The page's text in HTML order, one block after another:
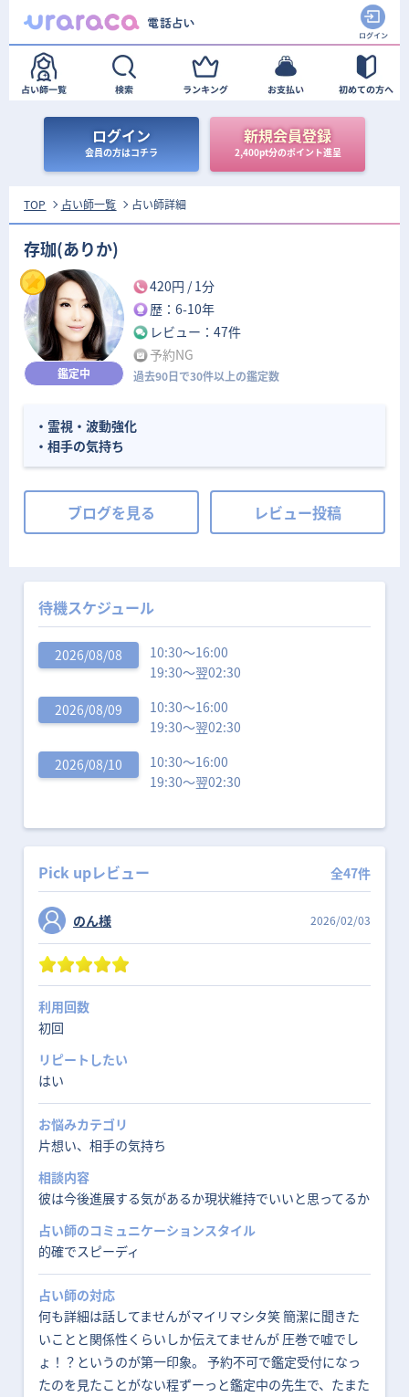
ログイン
会員の方はコチラ
新規会員登録
2,400pt分のポイント進呈
TOP 占い師一覧 占い師詳細
存珈(ありか)
鑑定中
420円 / 1分
歴：6-10年
レビュー：47件
予約NG
過去90日で30件以上の鑑定数
・霊視・波動強化
・相手の気持ち
ブログを見る レビュー投稿
待機スケジュール
2026/08/08
10:30〜16:00
19:30〜翌02:30
2026/08/09
10:30〜16:00
19:30〜翌02:30
2026/08/10
10:30〜16:00
19:30〜翌02:30
Pick upレビュー 全47件
のん様 2026/02/03
利用回数
初回
リピートしたい
はい
お悩みカテゴリ
片想い、相手の気持ち
相談内容
彼は今後進展する気があるか現状維持でいいと思ってるか
占い師のコミュニケーションスタイル
的確でスピーディ
占い師の対応
何も詳細は話してませんがマイリマシタ笑 簡潔に聞きた
いことと関係性くらいしか伝えてませんが 圧巻で嘘でし
ょ！？というのが第一印象。 予約不可で鑑定受付になっ
たのを見たことがない程ずーっと鑑定中の先生で、たまた